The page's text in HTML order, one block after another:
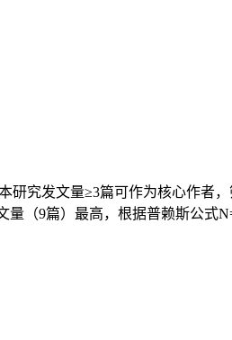
研究发文量≥3篇可作为核心作者
（9篇）最高，根据普赖斯公式